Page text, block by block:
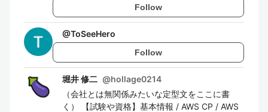
Follow
@ToSeeHero
Follow
堀井 修二 @hollage0214
（会社とは無関係みたいな定型文をここに書
く） 【試験や資格】基本情報 / AWS CP / AWS